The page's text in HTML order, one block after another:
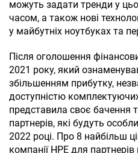
можуть задати тренди у
часом, а також нові
у майбутніх ноутбуках та
Після оголошення
2021 року, який
збільшенням прибутку,
доступністю
представила своє бачення
партнерів, які будуть
2022 році. Про 8 найбільш
компанії НРЕ для